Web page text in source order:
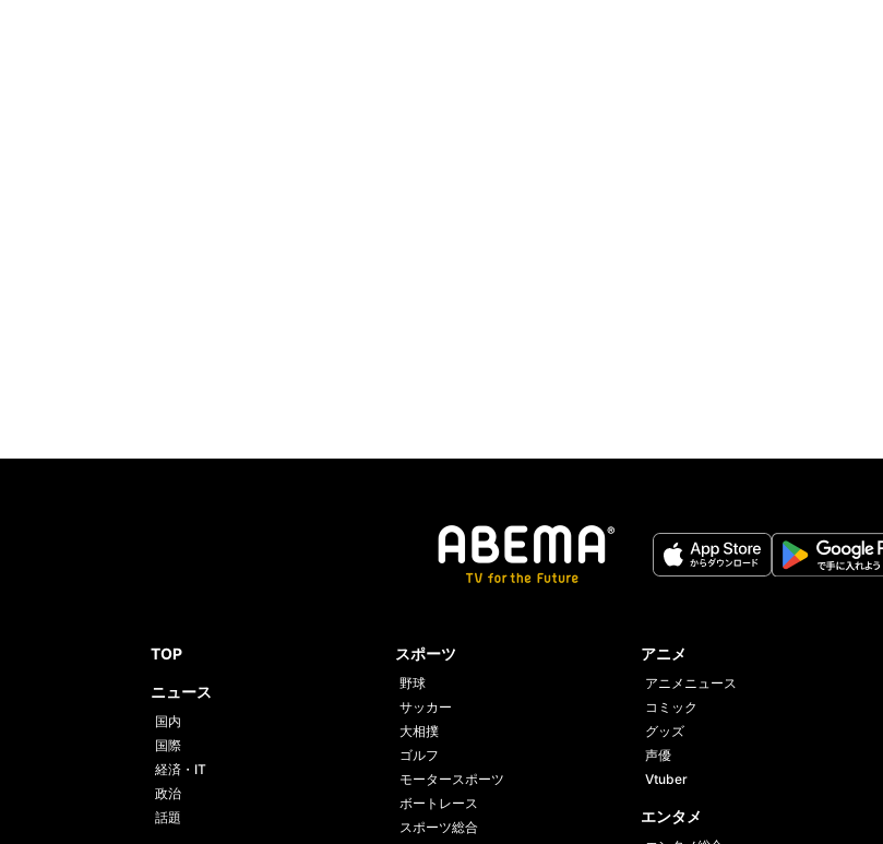
TOP
ニュース
国内
国際
経済・IT
政治
話題
スポーツ
野球
サッカー
大相撲
ゴルフ
モータースポーツ
ボートレース
スポーツ総合
アニメ
アニメニュース
コミック
グッズ
声優
Vtuber
エンタメ